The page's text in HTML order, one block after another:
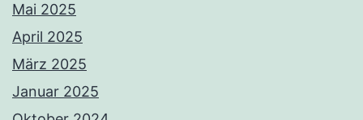
Mai 2025
April 2025
März 2025
Januar 2025